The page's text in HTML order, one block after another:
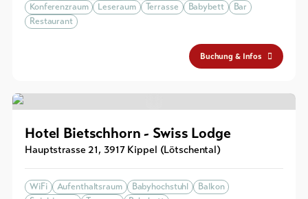
Konferenzraum
Leseraum Terrasse Babybett
Bar
Restaurant
Buchung & Infos
Hotel Bietschhorn - Swiss Lodge
Hauptstrasse 21, 3917 Kippel (Lötschental)
WiFi Aufenthaltsraum Babyhochstuhl
Balkon